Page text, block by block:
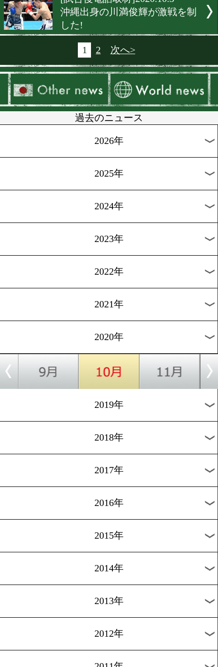
[試合後電話取材]2020.10.9
中川兼玄の勢いが止まらな
[試合後会見]2020.10.8
勅使河原弘晶は世界に向け
ったなし!
[前日計量]2020.10.8
36歳小久保聡は勝てば現
[試合後会見]2020.10.3
[試合後電話取材]2020.10.3
沖縄出身の川満俊輝が激戦
した!
1 2 次へ>
過去のニュース
2025年
2024年
2023年
2022年
2020年